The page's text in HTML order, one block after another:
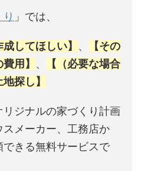
」では、
してほしい】 、
【その
用】 、
【（必要な場合
探し】
ジナルの家づくり計画
メーカー、工務店か
きる無料サービスで